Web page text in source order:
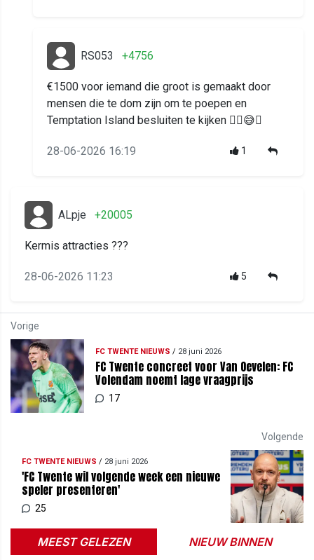
RS053 +4756
€1500 voor iemand die groot is gemaakt door
mensen die te dom zijn om te poepen en
Temptation Island besluiten te kijken 😶‍🌫️😅🤣
28-06-2026 16:19 1
ALpje +20005
Kermis attracties ???
28-06-2026 11:23 5
Vorige
FC TWENTE NIEUWS / 28 juni 2026
FC Twente concreet voor Van Oevelen: FC
Volendam noemt lage vraagprijs
17
Volgende
FC TWENTE NIEUWS / 28 juni 2026
'FC Twente wil volgende week een nieuwe
speler presenteren'
25
MEEST GELEZEN NIEUW BINNEN